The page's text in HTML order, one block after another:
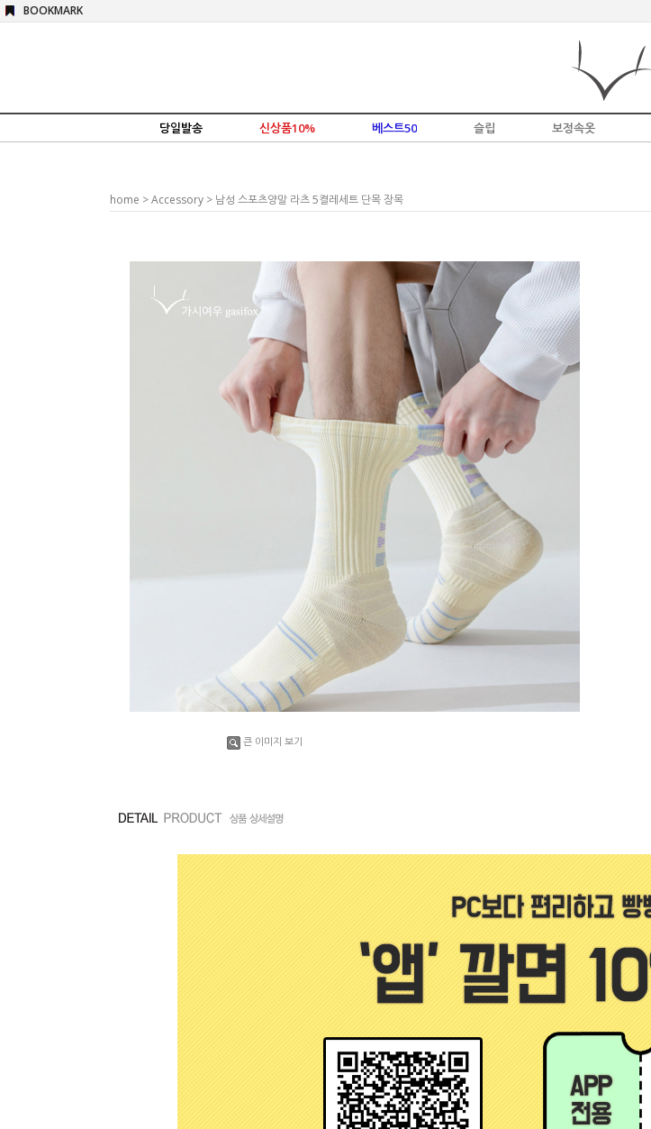
BOOKMARK
당일발송 신상품10% 베스트50 슬립 보정속옷
home >Accessory > 남성 스포츠양말 라츠 5켤레세트 단목 장목
큰 이미지 보기